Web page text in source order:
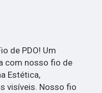
de PDO! Um
com nosso fio de
Estética,
visíveis. Nosso fio